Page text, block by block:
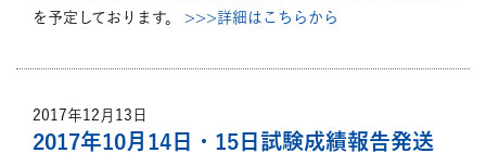
を予定しております。 >>>詳細はこちらから
2017年12月13日
2017年10月14日・15日試験成績報告発送